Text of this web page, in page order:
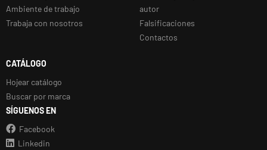
Ambiente de trabajo
Trabaja con nosotros
autor
Falsificaciones
Contactos
CATÁLOGO
Hojear catálogo
Buscar por marca
SÍGUENOS EN
Facebook
Linkedin